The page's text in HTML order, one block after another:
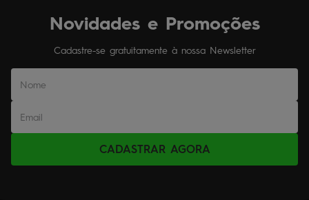
Novidades e Promoções
Cadastre-se gratuitamente à nossa Newsletter
CADASTRAR AGORA